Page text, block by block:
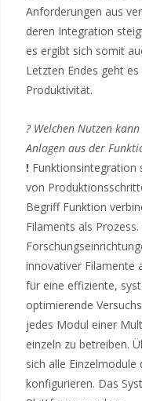
Anforderungen aus
deren Integration
es ergibt sich somit
Letzten Endes geht
Produktivität.
? Welchen Nutzen
Anlagen aus der
! Funktionsintegration
von
Begriff Funktion
Filaments als
innovativer Filamente
für eine effiziente,
optimierende
jedes Modul einer
einzeln zu betreiben.
sich alle
konfigurieren. Das